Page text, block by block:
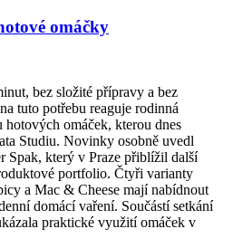
omáčky
bez složité přípravy a bez
tuto potřebu reaguje rodinná
hotových omáček, kterou dnes
Studiu. Novinky osobně uvedl
Spak, který v Praze přiblížil další
portfolio. Čtyři varianty
a Mac & Cheese mají nabídnout
domácí vaření. Součástí setkání
praktické využití omáček v